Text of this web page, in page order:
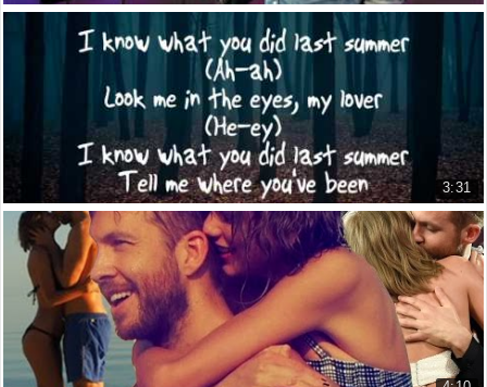
TED - Paolo Cardini: Hãy làm từng việc một thô...
Paolo Cardini: Forget multitaski...
10.424 lượt xem
3:31
Shawn Mendes & Camila Cabello - I Know What Yo...
Shawn Mendes & Camila Cabello - ...
8.702 lượt xem